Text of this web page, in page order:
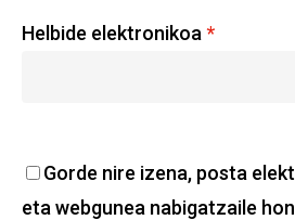
Helbide elektronikoa *
Gorde nire izena, posta
eta webgunea nabigatzaile